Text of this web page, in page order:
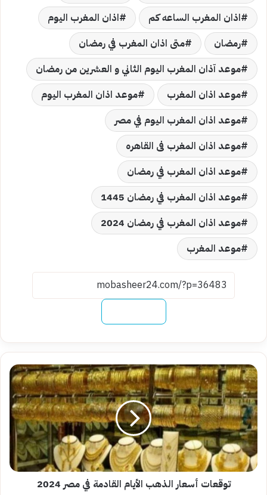
اذان المغرب الساعه كم
اذان المغرب اليوم
رمضان
متى اذان المغرب في رمضان
موعد آذان المغرب اليوم الثاني و العشرين من رمضان
موعد اذان المغرب
موعد اذان المغرب اليوم
موعد اذان المغرب اليوم في مصر
موعد اذان المغرب فى القاهره
موعد اذان المغرب في رمضان
موعد اذان المغرب في رمضان 1445
موعد اذان المغرب في رمضان 2024
موعد المغرب
توقعات
أسعار
الذهب
الأيام
القادمة
في
مصر
2024
توقعات أسعار الذهب الأيام القادمة في مصر 2024